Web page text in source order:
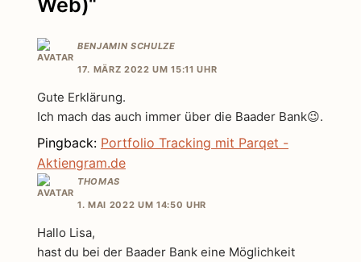
BENJAMIN SCHULZE
17. MÄRZ 2022 UM 15:11 UHR
Gute Erklärung.
Ich mach das auch immer über die Baader Bank😉.
Pingback: Portfolio Tracking mit Parqet -
Aktiengram.de
THOMAS
1. MAI 2022 UM 14:50 UHR
Hallo Lisa,
hast du bei der Baader Bank eine Möglichkeit